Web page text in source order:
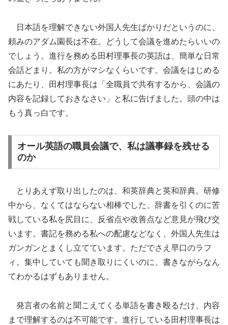
日本語を理解できない外国人先生ばかりだというのに、
頼みのアダム園長は不在。どうして会議を進めたらいいの
でしょう。進行を務める田村理事長の英語は、簡単な日常
会話どまり。私の方がマシなくらいです。会議をはじめる
にあたり、田村理事長は「全職員で共有するから、会議の
内容を記録しておきなさい」と私に告げました。頭の中は
もう真っ白です。
オール英語の職員会議で、私は議事録を残せる
のか
とりあえず取り出したのは、和英辞典と英和辞典。研修
中から、なくてはならない相棒でした。辞書を引くのに苦
戦している私を尻目に、反省点や改善点など意見が飛び交
います。書記を務める私への配慮などなく、外国人先生は
ガンガンとまくし立てています。ただでさえ早口のラフ
ィ。集中していても聞き取りにくいのに、書きながらなん
てわかるはずもありません。
発言者の名前と聞こえてくる単語を書き殴るだけ、内容
まで理解するのは不可能です。進行している田村理事長は